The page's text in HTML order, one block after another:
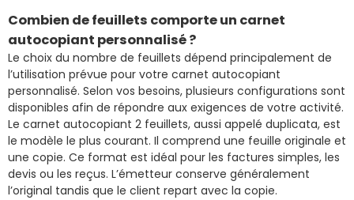
Combien de feuillets comporte un carnet
autocopiant personnalisé ?
Le choix du nombre de feuillets dépend principalement de
l’utilisation prévue pour votre carnet autocopiant
personnalisé. Selon vos besoins, plusieurs configurations sont
disponibles afin de répondre aux exigences de votre activité.
Le carnet autocopiant 2 feuillets, aussi appelé duplicata, est
le modèle le plus courant. Il comprend une feuille originale et
une copie. Ce format est idéal pour les factures simples, les
devis ou les reçus. L’émetteur conserve généralement
l’original tandis que le client repart avec la copie.